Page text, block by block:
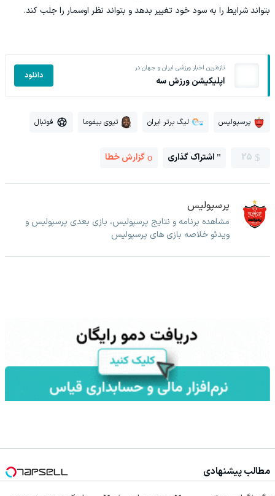
بتواند شرایط را به سود خود تغییر بدهد و بتواند نظر اوسمار را جلب کند.
تازه‌ترین اخبار ورزشی ایران و جهان در
اپلیکیشن ورزش سه دانلود
پرسپولیس لیگ برتر ایران تیوی بیفوما فوتبال
25 اشتراک گذاری گزارش خطا
پرسپولیس
مشاهده برنامه و نتایج پرسپولیس، بازی بعدی پرسپولیس و
ویدئو خلاصه بازی های پرسپولیس
مطالب پیشنهادی